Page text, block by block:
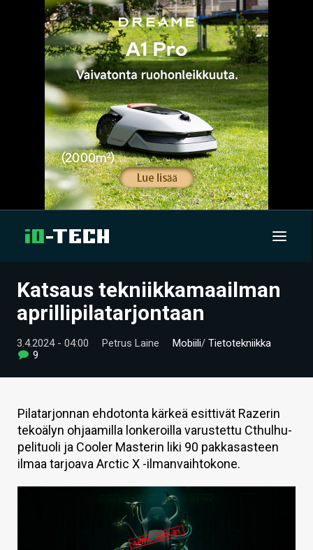
UUTISET
VIDEOT
TIETOA
HINTA.FI
Katsaus tekniikkamaailman
aprillipilatarjontaan
3.4.2024 - 04:00 Petrus Laine Mobiili/ Tietotekniikka
9
Pilatarjonnan ehdotonta kärkeä esittivät Razerin
tekoälyn ohjaamilla lonkeroilla varustettu Cthulhu-
pelituoli ja Cooler Masterin liki 90 pakkasasteen
ilmaa tarjoava Arctic X -ilmanvaihtokone.